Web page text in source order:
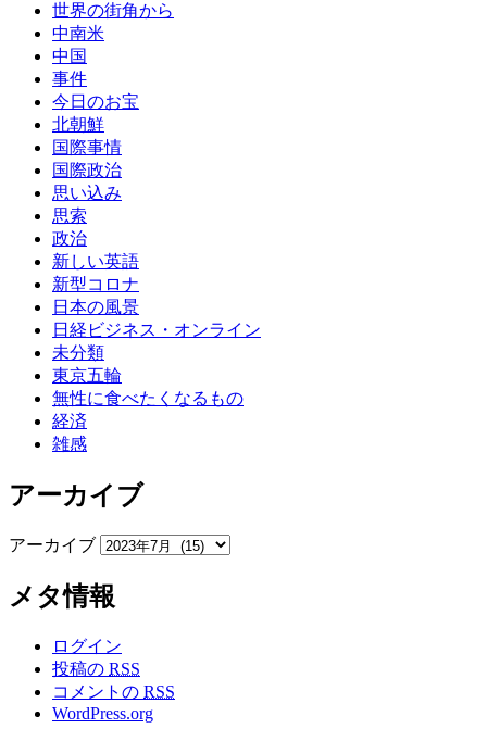
世界の街角から
中南米
中国
事件
今日のお宝
北朝鮮
国際事情
国際政治
思い込み
思索
政治
新しい英語
新型コロナ
日本の風景
日経ビジネス・オンライン
未分類
東京五輪
無性に食べたくなるもの
経済
雑感
アーカイブ
アーカイブ
メタ情報
ログイン
投稿の RSS
コメントの RSS
WordPress.org